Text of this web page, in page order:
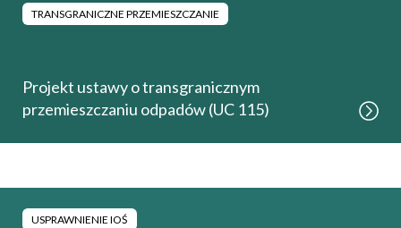
TRANSGRANICZNE PRZEMIESZCZANIE
Projekt ustawy o transgranicznym
przemieszczaniu odpadów (UC 115)
USPRAWNIENIE IOŚ